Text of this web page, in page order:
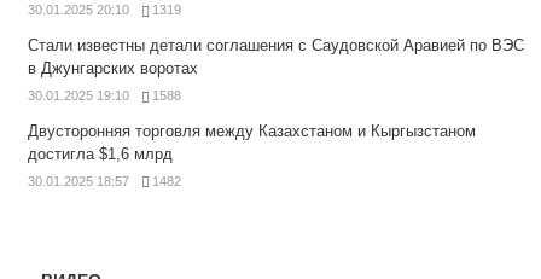
30.01.2025 20:10 1319
Стали известны детали соглашения с Саудовской Аравией по ВЭС
в Джунгарских воротах
30.01.2025 19:10 1588
Двусторонняя торговля между Казахстаном и Кыргызстаном
достигла $1,6 млрд
30.01.2025 18:57 1482